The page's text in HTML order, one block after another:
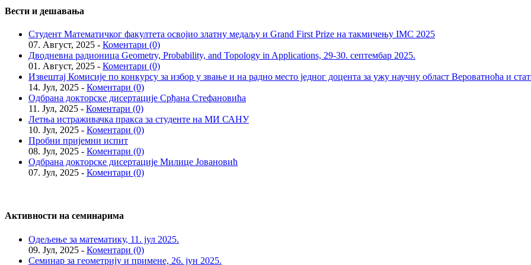
Вести и дешавања
Студент Математичког факултета освојио златну медаљу и Grand First Prize на такмичењу IMC 2025
07. Август, 2025 - Коментари (0)
Дводневна радионица Geometry, Probability, and Topology in Applications, 29-30. септембар 2025.
01. Август, 2025 - Коментари (0)
Извештај Комисије по конкурсу за избор у звање и на радно место једног доцента за ужу научну област Вероватноћа и
14. Јул, 2025 - Коментари (0)
Одбрана докторске дисертације Срђана Стефановића
11. Јул, 2025 - Коментари (0)
Летња истраживачка пракса за студенте на МИ САНУ
10. Јул, 2025 - Коментари (0)
Пробни пријемни испит
08. Јул, 2025 - Коментари (0)
Одбрана докторске дисертације Милице Јовановић
07. Јул, 2025 - Коментари (0)
Активности на семинарима
Одељење за математику, 11. јул 2025.
09. Јул, 2025 - Коментари (0)
Семинар за геометрију и примене, 26. јун 2025.